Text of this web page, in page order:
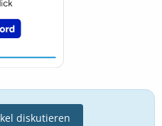
diskutieren